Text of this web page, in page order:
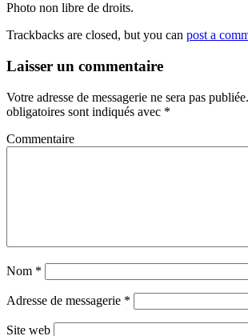
Photo non libre de droits.
Trackbacks are closed, but you can post a
Laisser un commentaire
Votre adresse de messagerie ne sera pas publiée.
obligatoires sont indiqués avec *
Commentaire
Nom *
Adresse de messagerie *
Site web